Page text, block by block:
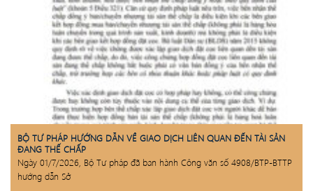
BỘ TƯ PHÁP HƯỚNG DẪN VỀ GIAO DỊCH LIÊN QUAN ĐẾN TÀI SẢN
ĐANG THẾ CHẤP
Ngày 01/7/2026, Bộ Tư pháp đã ban hành Công văn số 4908/BTP-BTTP
hướng dẫn Sở